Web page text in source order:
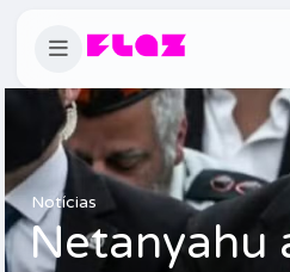
Notícias
Netanyahu